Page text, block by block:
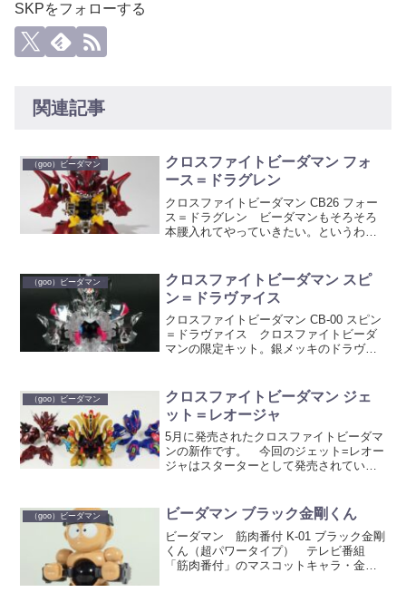
SKPをフォローする
関連記事
（goo）ビーダマン
クロスファイトビーダマン フォ
ース＝ドラグレン
クロスファイトビーダマン CB26 フォー
ス＝ドラグレン ビーダマンもそろそろ
本腰入れてやっていきたい。というわけ
ォースコアを持ちます。 箱 ペンビ
ーではビーダマン本...
（goo）ビーダマン
クロスファイトビーダマン スピ
ン＝ドラヴァイス
クロスファイトビーダマン CB-00 スピン
＝ドラヴァイス クロスファイトビーダ
マンの限定キット。銀メッキのドラヴァ
箱 ヘッダー部分に特別限定の文字
が。 ナンバリングも0...
（goo）ビーダマン
クロスファイトビーダマン ジェ
ット＝レオージャ
5月に発売されたクロスファイトビーダマ
ンの新作です。 今回のジェット=レオー
ジャはスターターとして発売されている
といったそれぞれバラ売りされている商
品を組み合わ...
（goo）ビーダマン ビーダマン ブラック金剛くん
ビーダマン 筋肉番付 K-01 ブラック金剛
くん（超パワータイプ） テレビ番組
「筋肉番付」のマスコットキャラ・金剛